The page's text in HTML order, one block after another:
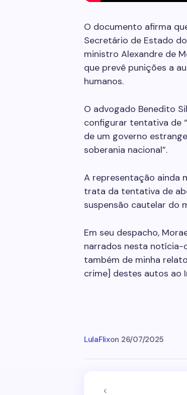
O documento afirma
Secretário de Estado
ministro Alexandre de
que prevê punições a
humanos.
O advogado Benedito
configurar tentativa de
de um governo
soberania nacional”.
A representação ainda
trata da tentativa de
suspensão cautelar do
Em seu despacho,
narrados nesta
também de minha
crime] destes autos ao
LulaFlixon 26/07/2025